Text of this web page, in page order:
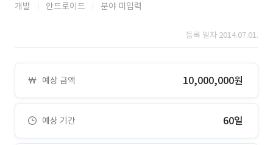
개발 안드로이드 분야 미입력
등록 일자 2014.07.01.
예상 금액 10,000,000원
예상 기간 60일